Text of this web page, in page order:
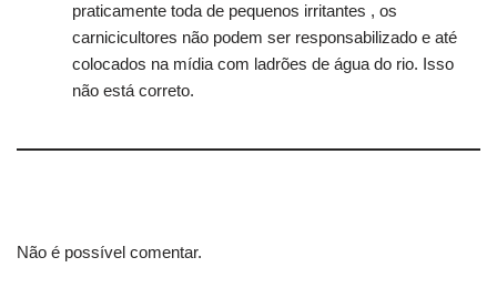
praticamente toda de pequenos irritantes , os
carnicicultores não podem ser responsabilizado e até
colocados na mídia com ladrões de água do rio. Isso
não está correto.
Não é possível comentar.